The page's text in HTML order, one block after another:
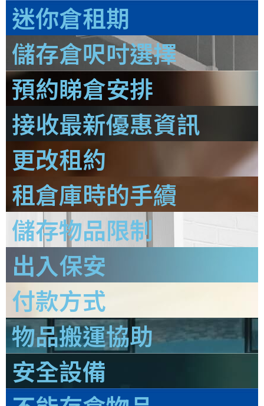
迷你倉租期
儲存倉呎吋選擇
預約睇倉安排
接收最新優惠資訊
更改租約
租倉庫時的手續
儲存物品限制
出入保安
付款方式
物品搬運協助
安全設備